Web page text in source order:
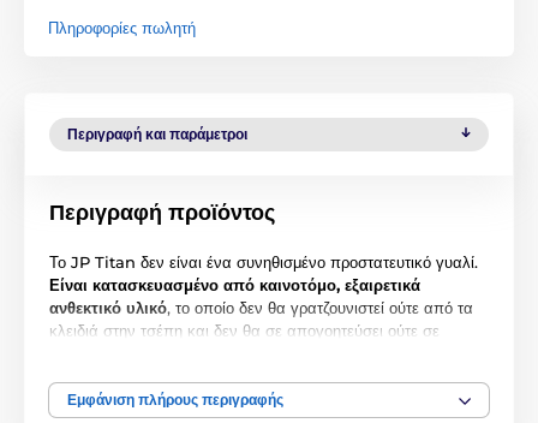
Πληροφορίες πωλητή
Περιγραφή και παράμετροι
Περιγραφή προϊόντος
Το JP Titan δεν είναι ένα συνηθισμένο προστατευτικό γυαλί.
Είναι κατασκευασμένο από καινοτόμο, εξαιρετικά
ανθεκτικό υλικό, το οποίο δεν θα γρατζουνιστεί ούτε από τα
κλειδιά στην τσέπη και δεν θα σε απογοητεύσει ούτε σε
περισσότερο από τα συνηθισμένα προστατευτικά γυαλιά.
Εμφάνιση πλήρους περιγραφής